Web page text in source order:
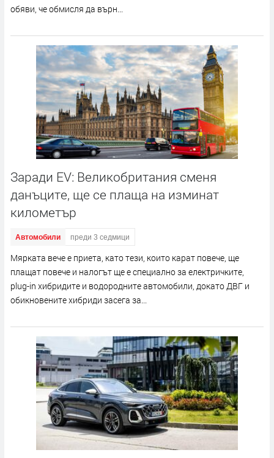
обяви, че обмисля да върн...
Заради EV: Великобритания сменя
данъците, ще се плаща на изминат
километър
Автомобили преди 3 седмици
Мярката вече е приета, като тези, които карат повече, ще
плащат повече и налогът ще е специално за електричките,
plug-in хибридите и водородните автомобили, докато ДВГ и
обикновените хибриди засега за...